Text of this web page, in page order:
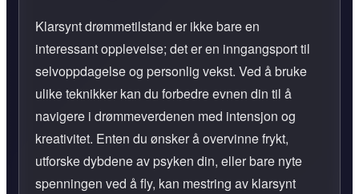
Klarsynt drømmetilstand er ikke bare en
interessant opplevelse; det er en inngangsport til
selvoppdagelse og personlig vekst. Ved å bruke
ulike teknikker kan du forbedre evnen din til å
navigere i drømmeverdenen med intensjon og
kreativitet. Enten du ønsker å overvinne frykt,
utforske dybdene av psyken din, eller bare nyte
spenningen ved å fly, kan mestring av klarsynt